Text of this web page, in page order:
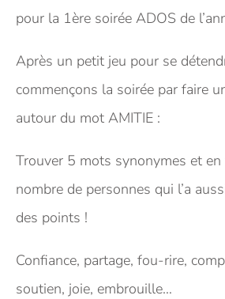
pour la 1ère soirée ADOS de
Après un petit jeu pour se
commençons la soirée par faire
autour du mot AMITIE :
Trouver 5 mots synonymes et
nombre de personnes qui l’a
des points !
Confiance, partage, fou-rire,
soutien, joie, embrouille…